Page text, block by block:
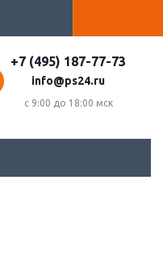
+7 (495) 187-77-73
info@ps24.ru
с 9:00 до 18:00 мск